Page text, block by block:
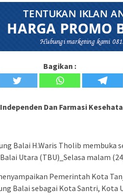
Bagikan :
Dan Farmasi
Balai H.Waris Tholib membuka
Utara (TBU)_Selasa malam
Pemerintah Kota
Balai sebagai Kota Santri, Kota